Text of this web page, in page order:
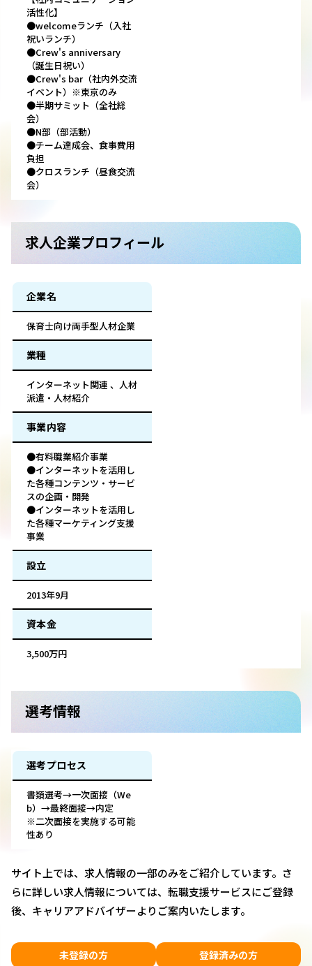
活性化】
●welcomeランチ（入社
祝いランチ）
●Crew's anniversary
（誕生日祝い）
●Crew's bar（社内外交流
イベント）※東京のみ
●半期サミット（全社総
会）
●N部（部活動）
●チーム達成会、食事費用
負担
●クロスランチ（昼食交流
会）
求人企業プロフィール
企業名
保育士向け両手型人材企業
業種
インターネット関連 、人材
派遣・人材紹介
事業内容
●有料職業紹介事業
●インターネットを活用し
た各種コンテンツ・サービ
スの企画・開発
●インターネットを活用し
た各種マーケティング支援
事業
設立
2013年9月
資本金
3,500万円
選考情報
選考プロセス
書類選考→一次面接（We
b）→最終面接→内定
※二次面接を実施する可能
性あり
サイト上では、求人情報の一部のみをご紹介しています。さ
らに詳しい求人情報については、転職支援サービスにご登録
後、キャリアアドバイザーよりご案内いたします。
未登録の方 登録済みの方